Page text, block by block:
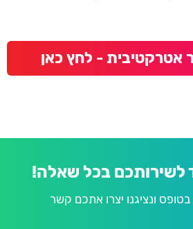
אטרקטיבית - לחץ כאן
לשירותכם בכל שאלה!
ונציגנו יצרו אתכם קשר